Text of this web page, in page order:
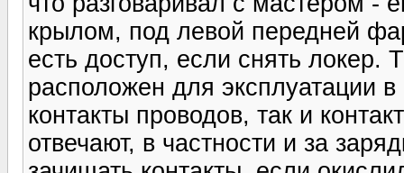
крылом, под левой передней
есть доступ, если снять локер.
расположен для эксплуатации
контакты проводов, так и
отвечают, в частности и за